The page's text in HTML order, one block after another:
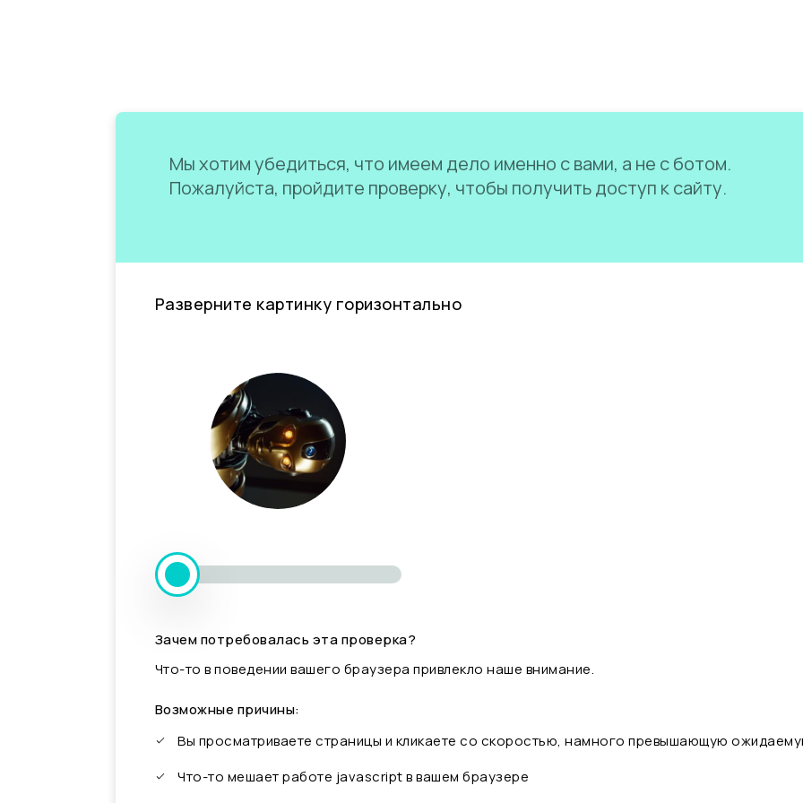
Мы хотим убедиться, что имеем дело именно с вами, а не с ботом.
Пожалуйста, пройдите проверку, чтобы получить доступ к сайту.
Разверните картинку горизонтально
Зачем потребовалась эта проверка?
Что-то в поведении вашего браузера привлекло наше внимание.
Возможные причины:
Вы просматриваете страницы и кликаете со скоростью, намного превышающую
Что-то мешает работе javascript в вашем браузере